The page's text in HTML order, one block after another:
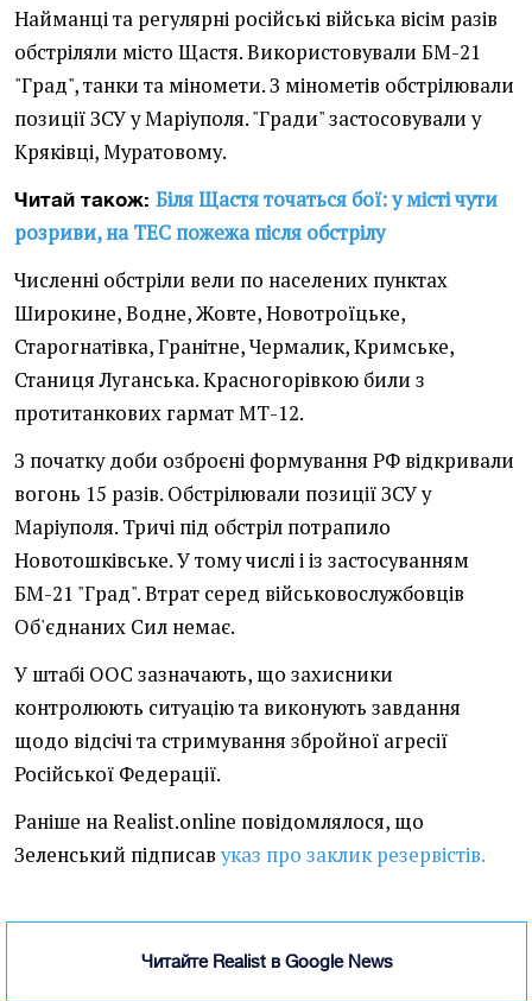
Найманці та регулярні російські війська вісім разів
обстріляли місто Щастя. Використовували БМ-21
"Град", танки та міномети. З мінометів обстрілювали
позиції ЗСУ у Маріуполя. "Гради" застосовували у
Кряківці, Муратовому.
Читай також: Біля Щастя точаться бої: у місті чути
розриви, на ТЕС пожежа після обстрілу
Численні обстріли вели по населених пунктах
Широкине, Водне, Жовте, Новотроїцьке,
Старогнатівка, Гранітне, Чермалик, Кримське,
Станиця Луганська. Красногорівкою били з
протитанкових гармат МТ-12.
З початку доби озброєні формування РФ відкривали
вогонь 15 разів. Обстрілювали позиції ЗСУ у
Маріуполя. Тричі під обстріл потрапило
Новотошківське. У тому числі і із застосуванням
БМ-21 "Град". Втрат серед військовослужбовців
Об'єднаних Сил немає.
У штабі ООС зазначають, що захисники
контролюють ситуацію та виконують завдання
щодо відсічі та стримування збройної агресії
Російської Федерації.
Раніше на Realist.online повідомлялося, що
Зеленський підписав указ про заклик резервістів.
Читайте Realist в Google News